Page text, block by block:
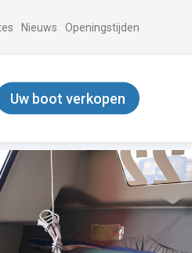
Nieuws Openingstijden
Uw boot verkopen